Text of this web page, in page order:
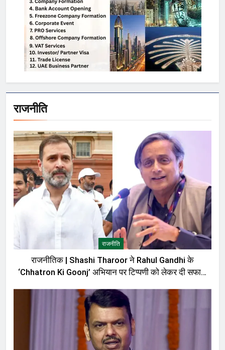
राजनीति
राजनीति
राजनीतिक | Shashi Tharoor ने Rahul Gandhi के
‘Chhatron Ki Goonj’ अभियान पर टिप्पणी को लेकर दी सफाई,